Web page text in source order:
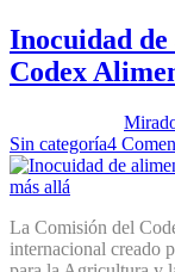
Inocuidad de
Codex
Sin categoría4
La Comisión del
internacional creado